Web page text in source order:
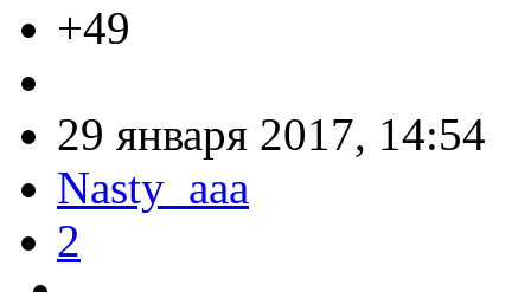
+49
29 января 2017, 14:54
Nasty_aaa
2